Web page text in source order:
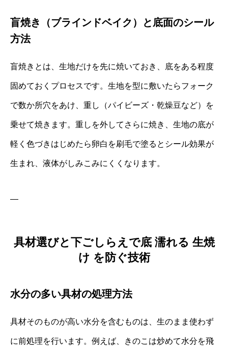
盲焼き（ブラインドベイク）と底面のシール
方法
盲焼きとは、生地だけを先に焼いておき、底をある程度
固めておくプロセスです。生地を型に敷いたらフォーク
で数か所穴をあけ、重し（パイビーズ・乾燥豆など）を
乗せて焼きます。重しを外してさらに焼き、生地の底が
軽く色づきはじめたら卵白を刷毛で塗るとシール効果が
生まれ、液体がしみこみにくくなります。
—
具材選びと下ごしらえで底 濡れる 生焼
け を防ぐ技術
水分の多い具材の処理方法
具材そのものが高い水分を含むものは、生のまま使わず
に前処理を行います。例えば、きのこは炒めて水分を飛